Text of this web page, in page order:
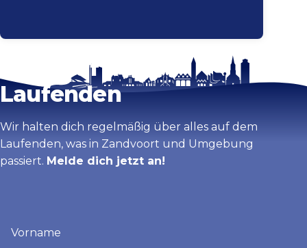
Karte vergrößern
Bleib auf dem
Laufenden
Wir halten dich regelmäßig über alles auf dem
Laufenden, was in Zandvoort und Umgebung
passiert. Melde dich jetzt an!
(erforderlich)